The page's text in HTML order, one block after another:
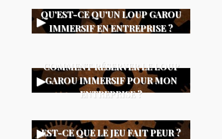
QU'EST-CE QU'UN LOUP GAROU
IMMERSIF EN ENTREPRISE ?
COMMENT RÉSERVER LE LOUP
GAROU IMMERSIF POUR MON
ENTREPRISE ?
EST-CE QUE LE JEU FAIT PEUR ?